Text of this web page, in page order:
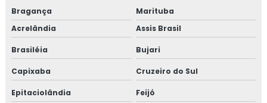
Bragança
Marituba
Acrelândia
Assis Brasil
Brasiléia Bujari
Capixaba Cruzeiro do Sul
Epitaciolândia Feijó